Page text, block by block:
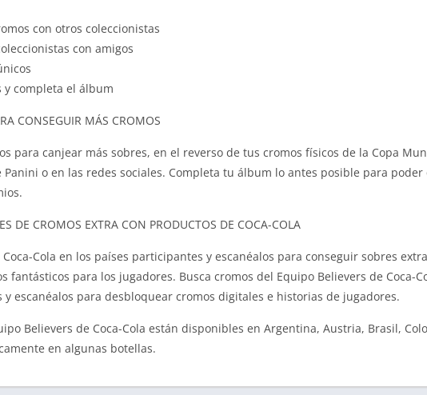
con otros coleccionistas
con amigos
y completa el álbum
CONSEGUIR MÁS CROMOS
para canjear más sobres, en el reverso de tus cromos físicos de la Copa
Panini o en las redes sociales. Completa tu álbum lo antes posible para poder
DE CROMOS EXTRA CON PRODUCTOS DE COCA-COLA
Cola en los países participantes y escanéalos para conseguir sobres
fantásticos para los jugadores. Busca cromos del Equipo Believers de Coca-
escanéalos para desbloquear cromos digitales e historias de jugadores.
Believers de Coca-Cola están disponibles en Argentina, Austria, Brasil,
en algunas botellas.